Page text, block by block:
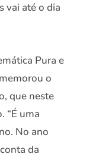
vai até o dia
Pura e
o
que neste
“É uma
No ano
da